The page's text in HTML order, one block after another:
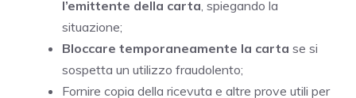
l’emittente della carta , spiegando la
situazione;
Bloccare temporaneamente la carta se si
sospetta un utilizzo fraudolento;
Fornire copia della ricevuta e altre prove utili per